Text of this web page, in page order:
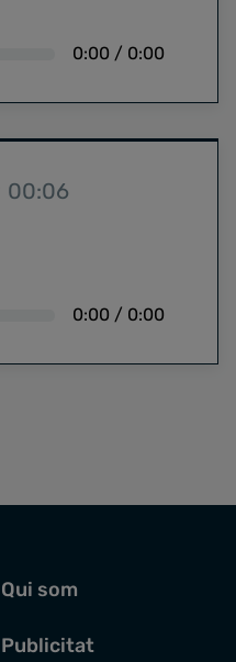
0:00 / 0:00
00:06
0:00 / 0:00
Qui som
Publicitat